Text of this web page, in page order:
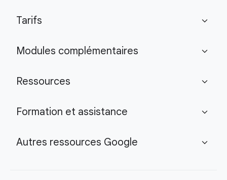
Tarifs expand_more
Modules complémentaires expand_more
Ressources expand_more
Formation et assistance expand_more
Autres ressources Google expand_more